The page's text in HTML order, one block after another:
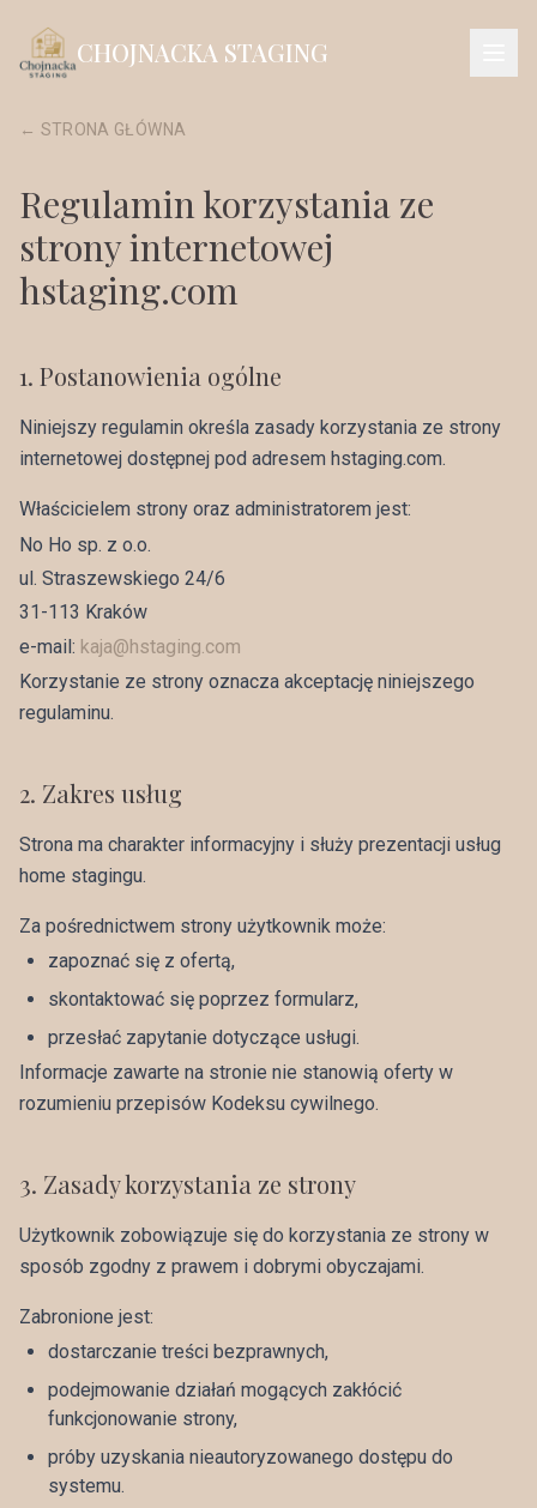
CHOJNACKA STAGING
← STRONA GŁÓWNA
Regulamin korzystania ze
strony internetowej
hstaging.com
1. Postanowienia ogólne
Niniejszy regulamin określa zasady korzystania ze strony
internetowej dostępnej pod adresem hstaging.com.
Właścicielem strony oraz administratorem jest:
No Ho sp. z o.o.
ul. Straszewskiego 24/6
31-113 Kraków
e-mail: kaja@hstaging.com
Korzystanie ze strony oznacza akceptację niniejszego
regulaminu.
2. Zakres usług
Strona ma charakter informacyjny i służy prezentacji usług
home stagingu.
Za pośrednictwem strony użytkownik może:
zapoznać się z ofertą,
skontaktować się poprzez formularz,
przesłać zapytanie dotyczące usługi.
Informacje zawarte na stronie nie stanowią oferty w
rozumieniu przepisów Kodeksu cywilnego.
3. Zasady korzystania ze strony
Użytkownik zobowiązuje się do korzystania ze strony w
sposób zgodny z prawem i dobrymi obyczajami.
Zabronione jest:
dostarczanie treści bezprawnych,
podejmowanie działań mogących zakłócić
funkcjonowanie strony,
próby uzyskania nieautoryzowanego dostępu do
systemu.